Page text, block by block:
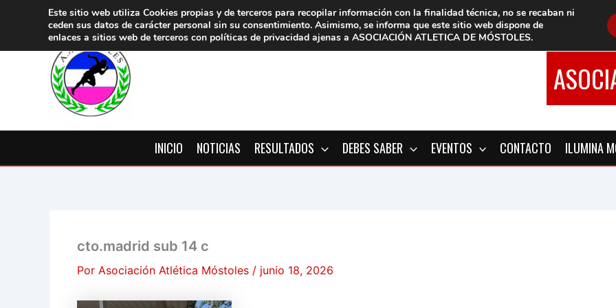
contenido
INICIO NOTICIAS RESULTADOS DEBES SABER EVENTOS CONTACTO ILUMINA
cto.madrid sub 14 c
Por Asociación Atlética Móstoles / junio 18, 2026
Este sitio web utiliza Cookies propias y de terceros para recopilar información con la finalidad técnica, no se recaban ni
ceden sus datos de carácter personal sin su consentimiento. Asimismo, se informa que este sitio web dispone de
enlaces a sitios web de terceros con políticas de privacidad ajenas a ASOCIACIÓN ATLETICA DE MÓSTOLES.